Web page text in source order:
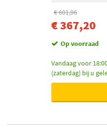
€ 601,96
€ 367,20
Op voorraad
Vandaag voor
(zaterdag) bij u